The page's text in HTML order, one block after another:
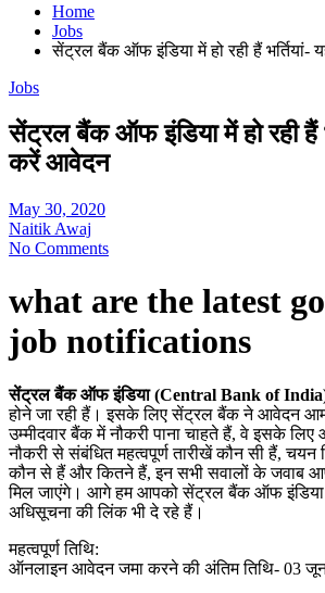
Home
Jobs
सेंट्रल बैंक ऑफ इंडिया में हो रही हैं
Jobs
सेंट्रल बैंक ऑफ इंडिया में हो रही हैं
करें आवेदन
May 30, 2020
Naitik Awaj
No Comments
what are the latest
job notifications
सेंट्रल बैंक ऑफ इंडिया (Central Bank of
होने जा रही हैं। इसके लिए सेंट्रल बैंक ने आवेदन
उम्मीदवार बैंक में नौकरी पाना चाहते हैं, वे इसके
नौकरी से संबंधित महत्वपूर्ण तारीखें कौन सी हैं, चयन
कौन से हैं और कितने हैं, इन सभी सवालों के जवाब
मिल जाएंगे। आगे हम आपको सेंट्रल बैंक ऑफ इंडिया
अधिसूचना की लिंक भी दे रहे हैं।
महत्वपूर्ण तिथि:
ऑनलाइन आवेदन जमा करने की अंतिम तिथि- 03